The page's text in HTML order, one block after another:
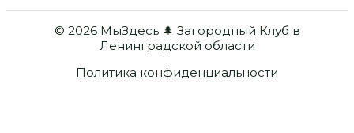
© 2026 МыЗдесь 🌲 Загородный Клуб в
Ленинградской области
Политика конфиденциальности